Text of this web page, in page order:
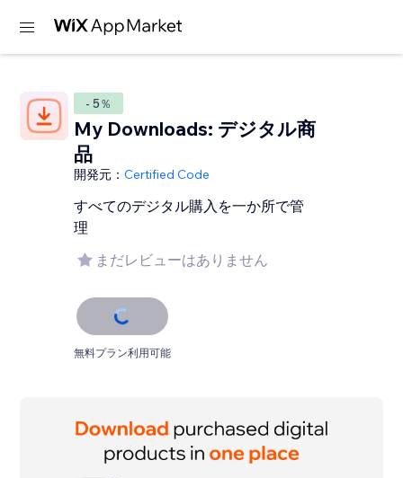
- 5％
My Downloads: デジタル商
品
開発元：Certified Code
すべてのデジタル購入を一か所で管
理
まだレビューはありません
無料プラン利用可能